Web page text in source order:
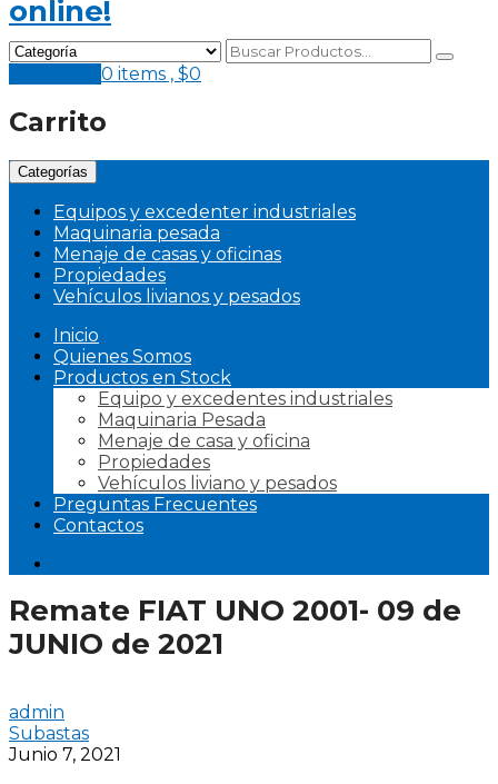
0 items , $0
Carrito
Categorías
Equipos y excedenter industriales
Maquinaria pesada
Menaje de casas y oficinas
Propiedades
Vehículos livianos y pesados
Inicio
Quienes Somos
Productos en Stock
Equipo y excedentes industriales
Maquinaria Pesada
Menaje de casa y oficina
Propiedades
Vehículos liviano y pesados
Preguntas Frecuentes
Contactos
Remate FIAT UNO 2001- 09 de
JUNIO de 2021
admin
Subastas
Junio 7, 2021